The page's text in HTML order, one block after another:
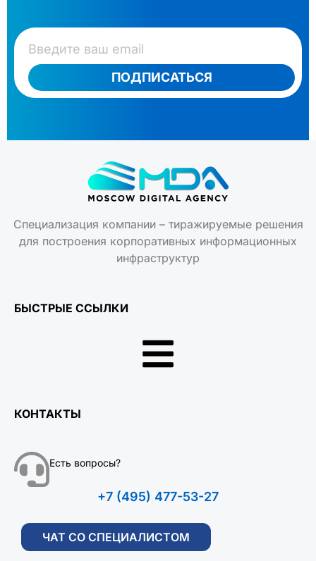
ПОДПИСАТЬСЯ
Специализация компании – тиражируемые решения
для построения корпоративных информационных
инфраструктур
БЫСТРЫЕ ССЫЛКИ
КОНТАКТЫ
Есть вопросы?
+7 (495) 477-53-27
ЧАТ СО СПЕЦИАЛИСТОМ